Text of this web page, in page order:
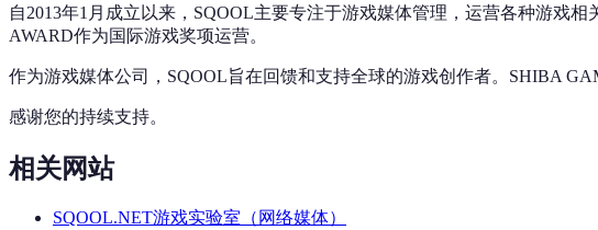
自2013年1月成立以来，SQOOL主要专注于游戏媒体管理，运营各种游戏
AWARD作为国际游戏奖项运营。
作为游戏媒体公司，SQOOL旨在回馈和支持全球的游戏创作者。SHIBA
感谢您的持续支持。
相关网站
SQOOL.NET游戏实验室（网络媒体）